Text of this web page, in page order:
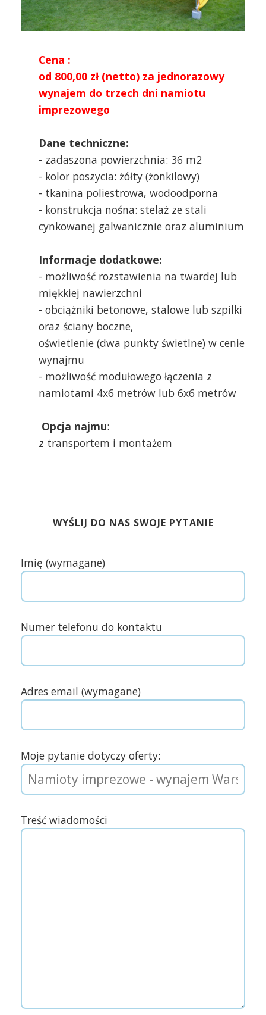
Cena :
od 800,00 zł (netto) za jednorazowy
wynajem do trzech dni namiotu
imprezowego
Dane techniczne:
- zadaszona powierzchnia: 36 m2
- kolor poszycia: żółty (żonkilowy)
- tkanina poliestrowa, wodoodporna
- konstrukcja nośna: stelaż ze stali
cynkowanej galwanicznie oraz aluminium
Informacje dodatkowe:
- możliwość rozstawienia na twardej lub
miękkiej nawierzchni
- obciążniki betonowe, stalowe lub szpilki
oraz ściany boczne,
oświetlenie (dwa punkty świetlne) w cenie
wynajmu
- możliwość modułowego łączenia z
namiotami 4x6 metrów lub 6x6 metrów
Opcja najmu:
z transportem i montażem
WYŚLIJ DO NAS SWOJE PYTANIE
Imię (wymagane)
Numer telefonu do kontaktu
Adres email (wymagane)
Moje pytanie dotyczy oferty:
Treść wiadomości